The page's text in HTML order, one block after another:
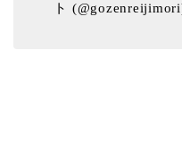
ト